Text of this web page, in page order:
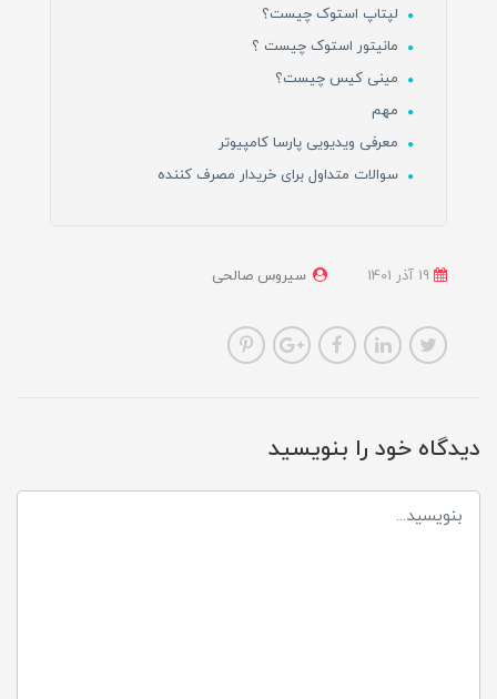
لپتاپ استوک چیست؟
مانیتور استوک چیست ؟
مینی کیس چیست؟
مهم
معرفی ویدیویی پارسا کامپیوتر
سوالات متداول برای خریدار مصرف کننده
سیروس صالحی
دیدگاه خود را بنویسید